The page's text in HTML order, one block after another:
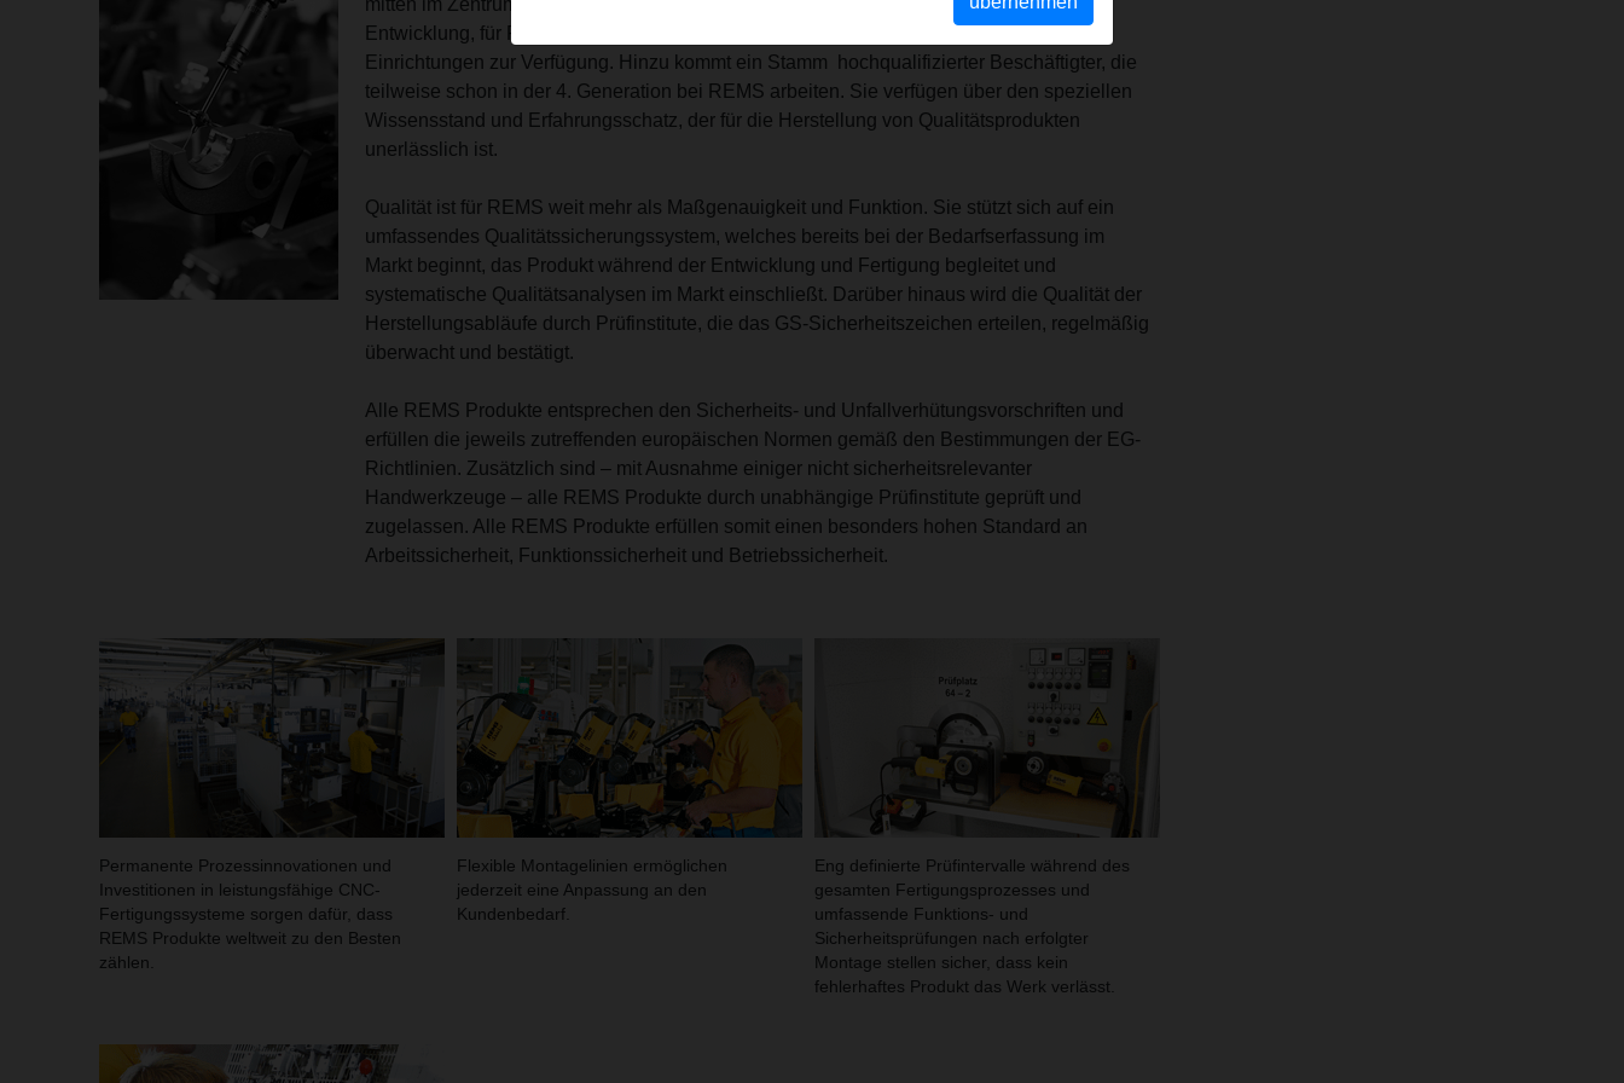
mitten im Zentrum der deutschen High-Tech-Industrie. Dort stehen für Forschung und
Entwicklung, für Produktion und Qualitätssicherung hochmoderne Anlagen und
Einrichtungen zur Verfügung. Hinzu kommt ein Stamm hochqualifizierter Beschäftigter, die
teilweise schon in der 4. Generation bei REMS arbeiten. Sie verfügen über den speziellen
Wissensstand und Erfahrungsschatz, der für die Herstellung von Qualitätsprodukten
unerlässlich ist.
Qualität ist für REMS weit mehr als Maßgenauigkeit und Funktion. Sie stützt sich auf ein
umfassendes Qualitätssicherungssystem, welches bereits bei der Bedarfserfassung im
Markt beginnt, das Produkt während der Entwicklung und Fertigung begleitet und
systematische Qualitätsanalysen im Markt einschließt. Darüber hinaus wird die Qualität der
Herstellungsabläufe durch Prüfinstitute, die das GS-Sicherheitszeichen erteilen, regelmäßig
überwacht und bestätigt.
Alle REMS Produkte entsprechen den Sicherheits- und Unfallverhütungsvorschriften und
erfüllen die jeweils zutreffenden europäischen Normen gemäß den Bestimmungen der EG-
Richtlinien. Zusätzlich sind – mit Ausnahme einiger nicht sicherheitsrelevanter
Handwerkzeuge – alle REMS Produkte durch unabhängige Prüfinstitute geprüft und
zugelassen. Alle REMS Produkte erfüllen somit einen besonders hohen Standard an
Arbeitssicherheit, Funktionssicherheit und Betriebssicherheit.
Permanente Prozessinnovationen und
Investitionen in leistungsfähige CNC-
Fertigungssysteme sorgen dafür, dass
REMS Produkte weltweit zu den Besten
zählen.
Flexible Montagelinien ermöglichen
jederzeit eine Anpassung an den
Kundenbedarf.
Eng definierte Prüfintervalle während des
gesamten Fertigungsprozesses und
umfassende Funktions- und
Sicherheitsprüfungen nach erfolgter
Montage stellen sicher, dass kein
fehlerhaftes Produkt das Werk verlässt.